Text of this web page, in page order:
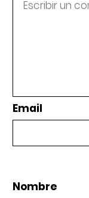
Email
Nombre